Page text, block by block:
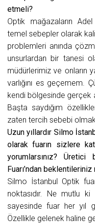
etmeli?
Optik mağazaların
temel sebepler olarak
problemleri anında
unsurlardan bir tanesi
müdürlerimiz ve onların
varlığını es geçemem.
kendi bölgesinde gerçek
Başta saydığım
zaten tercih sebebi
Uzun yıllardır Silmo
olarak fuarın sizlere
yorumlarsınız?
Fuarı’ndan
Silmo İstanbul Optik
noktasıdır. Ne mutlu ki
sayesinde fuar her yıl
Özellikle gelenek haline